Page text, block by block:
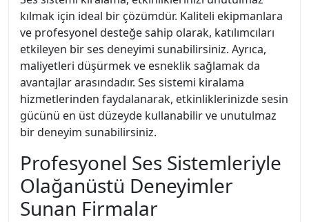
kılmak için ideal bir çözümdür. Kaliteli ekipmanlara
ve profesyonel desteğe sahip olarak, katılımcıları
etkileyen bir ses deneyimi sunabilirsiniz. Ayrıca,
maliyetleri düşürmek ve esneklik sağlamak da
avantajlar arasındadır. Ses sistemi kiralama
hizmetlerinden faydalanarak, etkinliklerinizde sesin
gücünü en üst düzeyde kullanabilir ve unutulmaz
bir deneyim sunabilirsiniz.
Profesyonel Ses Sistemleriyle
Olağanüstü Deneyimler
Sunan Firmalar